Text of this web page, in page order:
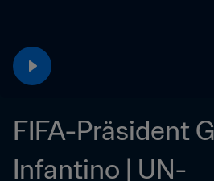
FIFA-Präsident
Infantino | UN-